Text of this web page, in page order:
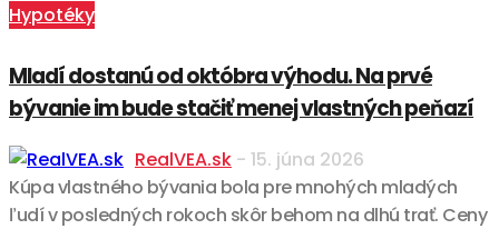
Hypotéky
Mladí dostanú od októbra výhodu. Na prvé
bývanie im bude stačiť menej vlastných peňazí
RealVEA.sk - 15. júna 2026
Kúpa vlastného bývania bola pre mnohých mladých
ľudí v posledných rokoch skôr behom na dlhú trať. Ceny